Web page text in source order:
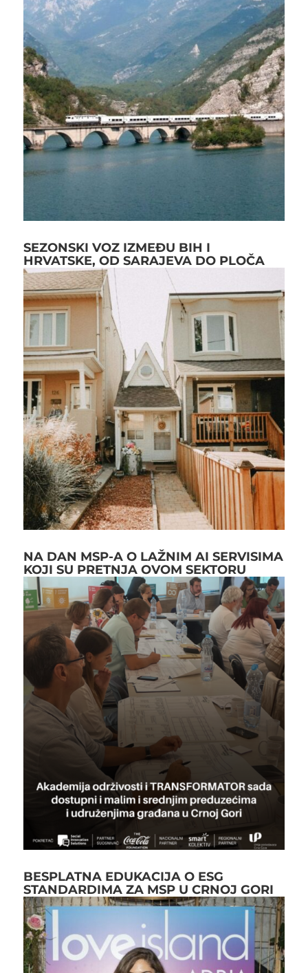
SEZONSKI VOZ IZMEĐU BIH I
HRVATSKE, OD SARAJEVA DO PLOČA
NA DAN MSP-A O LAŽNIM AI SERVISIMA
KOJI SU PRETNJA OVOM SEKTORU
BESPLATNA EDUKACIJA O ESG
STANDARDIMA ZA MSP U CRNOJ GORI